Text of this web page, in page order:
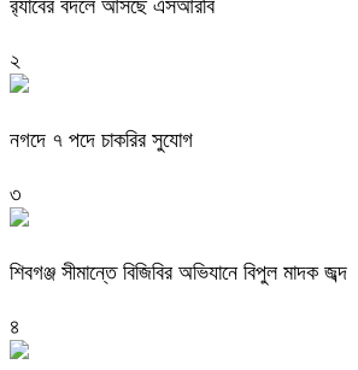
র‍্যাবের বদলে আসছে এসআরবি
২
নগদে ৭ পদে চাকরির সুযোগ
৩
শিবগঞ্জ সীমান্তে বিজিবির অভিযানে বিপুল মাদক জব্দ
৪